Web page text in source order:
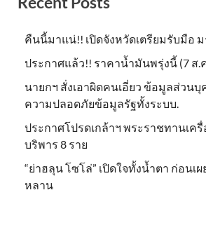
คืนนี้มาแน่!! เปิดจังหวัดเตรียมรับมือ
ประกาศแล้ว!! ราคาน้ำมันพรุ่งนี้ (7 ส.
นายกฯ สั่งเอาผิดคนเอี่ยว ข้อมูลส่วน
ความปลอดภัยข้อมูลรัฐทั้งระบบ.
ประกาศโปรดเกล้าฯ พระราชทานเค
บริพาร 8 ราย
“ย่าฮลุน โซโล่” เปิดใจทั้งน้ำตา ก่อนเ
หลาน